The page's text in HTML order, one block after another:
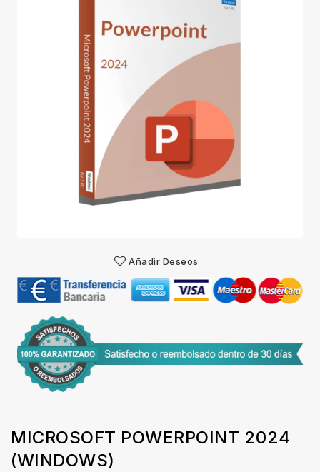
Añadir Deseos
MICROSOFT POWERPOINT 2024
(WINDOWS)